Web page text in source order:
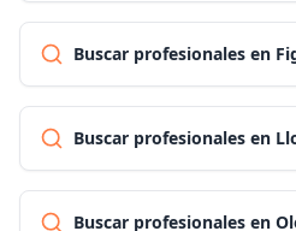
Buscar profesionales en
Buscar profesionales en
Buscar profesionales en